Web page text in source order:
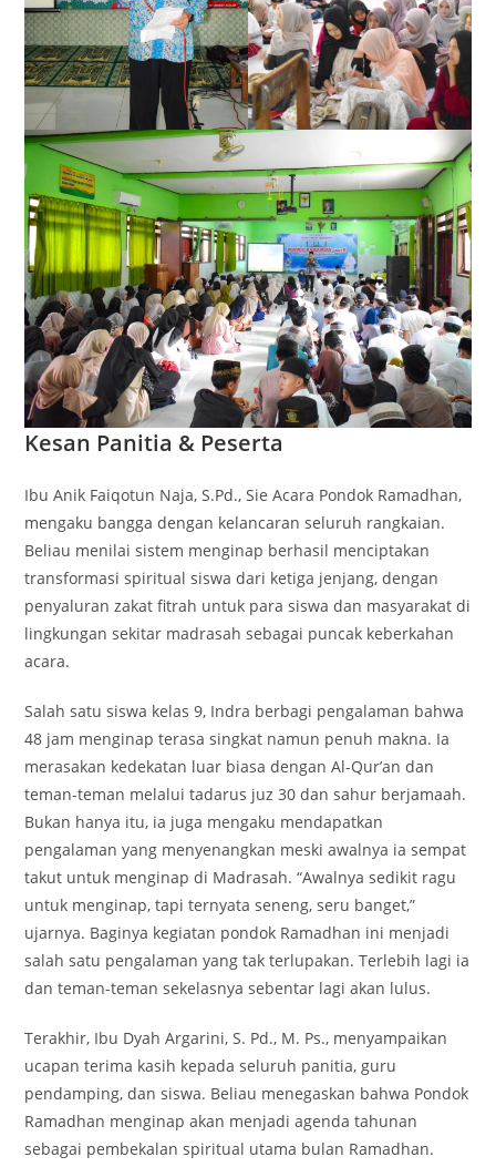
Kesan Panitia & Peserta
Ibu Anik Faiqotun Naja, S.Pd., Sie Acara Pondok Ramadhan,
mengaku bangga dengan kelancaran seluruh rangkaian.
Beliau menilai sistem menginap berhasil menciptakan
transformasi spiritual siswa dari ketiga jenjang, dengan
penyaluran zakat fitrah untuk para siswa dan masyarakat di
lingkungan sekitar madrasah sebagai puncak keberkahan
acara.
Salah satu siswa kelas 9, Indra berbagi pengalaman bahwa
48 jam menginap terasa singkat namun penuh makna. Ia
merasakan kedekatan luar biasa dengan Al-Qur’an dan
teman-teman melalui tadarus juz 30 dan sahur berjamaah.
Bukan hanya itu, ia juga mengaku mendapatkan
pengalaman yang menyenangkan meski awalnya ia sempat
takut untuk menginap di Madrasah. “Awalnya sedikit ragu
untuk menginap, tapi ternyata seneng, seru banget,”
ujarnya. Baginya kegiatan pondok Ramadhan ini menjadi
salah satu pengalaman yang tak terlupakan. Terlebih lagi ia
dan teman-teman sekelasnya sebentar lagi akan lulus.
Terakhir, Ibu Dyah Argarini, S. Pd., M. Ps., menyampaikan
ucapan terima kasih kepada seluruh panitia, guru
pendamping, dan siswa. Beliau menegaskan bahwa Pondok
Ramadhan menginap akan menjadi agenda tahunan
sebagai pembekalan spiritual utama bulan Ramadhan.